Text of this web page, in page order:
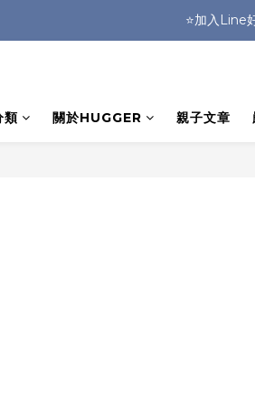
⭐️加入Line
類 關於HUGGER 親子文章